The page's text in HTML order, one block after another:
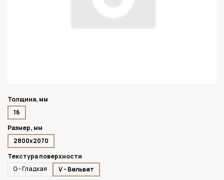
Толщина, мм
16
Размер, мм
2800х2070
Текстура поверхности
G - Гладкая
V - Вельвет